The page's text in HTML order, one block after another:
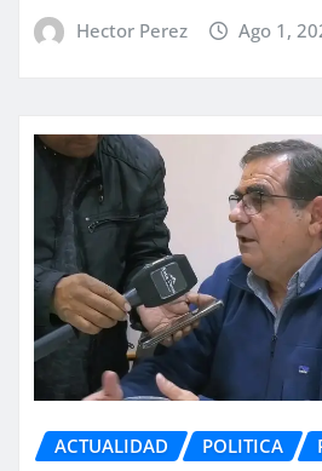
Hector Perez Ago 1,
ACTUALIDAD POLITICA